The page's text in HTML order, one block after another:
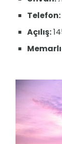
Telefon:
Açılış: